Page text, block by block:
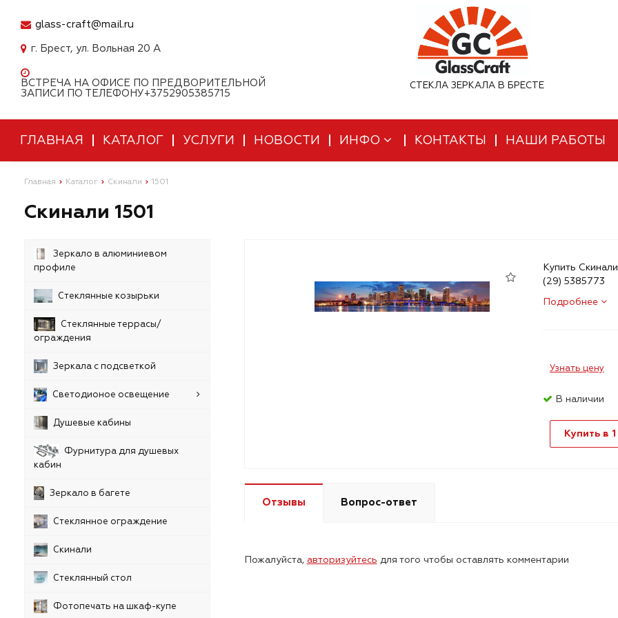
glass-craft@mail.ru
г. Брест, ул. Вольная 20 А
ВСТРЕЧА НА ОФИСЕ ПО ПРЕДВОРИТЕЛЬНОЙ
ЗАПИСИ ПО ТЕЛЕФОНУ+3752905385715
СТЕКЛА ЗЕРКАЛА В БРЕСТЕ
ГЛАВНАЯ КАТАЛОГ УСЛУГИ НОВОСТИ ИНФО КОНТАКТЫ НАШИ РАБОТЫ
Главная Каталог Скинали 1501
Скинали 1501
Зеркало в алюминиевом
профиле
Стеклянные козырьки
Стеклянные террасы/
ограждения
Зеркала с подсветкой
Светодионое освещение
Душевые кабины
Фурнитура для душевых
кабин
Зеркало в багете
Стеклянное ограждение
Скинали
Стеклянный стол
Фотопечать на шкаф-купе
Купить
(29) 5385773
Подробнее
Узнать цену
В наличии
Купить в
Отзывы Вопрос-ответ
Пожалуйста, авторизуйтесь для того чтобы оставлять комментарии